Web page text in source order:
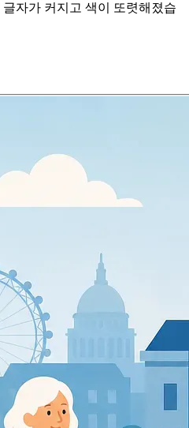
글자가 커지고 색이 또렷해졌습